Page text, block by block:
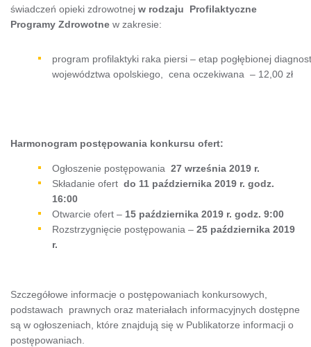
świadczeń opieki zdrowotnej w rodzaju Profilaktyczne
Programy Zdrowotne w zakresie:
program profilaktyki raka piersi – etap pogłębionej
województwa opolskiego, cena oczekiwana – 12,00 zł
Harmonogram postępowania konkursu ofert:
Ogłoszenie postępowania 27 września 2019 r.
Składanie ofert do 11 października 2019 r. godz.
16:00
Otwarcie ofert – 15 października 2019 r. godz. 9:00
Rozstrzygnięcie postępowania – 25 października 2019
r.
Szczegółowe informacje o postępowaniach konkursowych,
podstawach prawnych oraz materiałach informacyjnych dostępne
są w ogłoszeniach, które znajdują się w Publikatorze informacji o
postępowaniach.